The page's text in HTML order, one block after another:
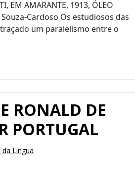
EM AMARANTE, 1913, ÓLEO
Cardoso Os estudiosos das
um paralelismo entre o
RONALD DE
PORTUGAL
da Língua